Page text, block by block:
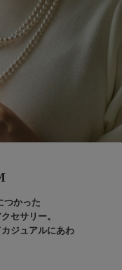
つかった
セサリー。
ジュアルにあわ